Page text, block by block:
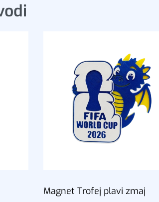
Magnet Trofej plavi zmaj